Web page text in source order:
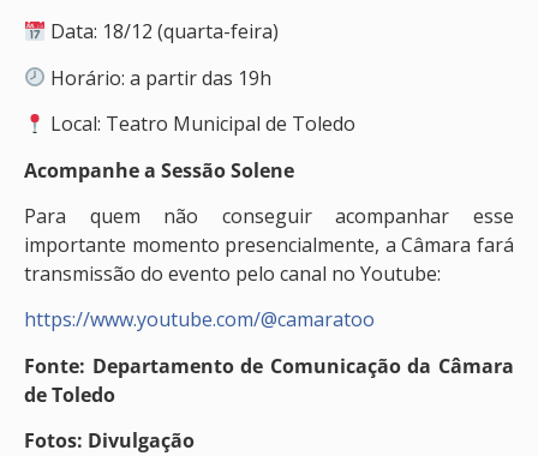
Data: 18/12 (quarta-feira)
Horário: a partir das 19h
Local: Teatro Municipal de Toledo
Acompanhe a Sessão Solene
Para quem não conseguir acompanhar esse
importante momento presencialmente, a Câmara fará
transmissão do evento pelo canal no Youtube:
https://www.youtube.com/@camaratoo
Fonte: Departamento de Comunicação da Câmara
de Toledo
Fotos: Divulgação